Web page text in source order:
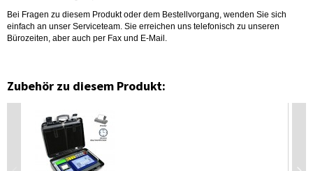
Bei Fragen zu diesem Produkt oder dem Bestellvorgang, wenden Sie sich
einfach an unser Serviceteam. Sie erreichen uns telefonisch zu unseren
Bürozeiten, aber auch per Fax und E-Mail.
Zubehör zu diesem Produkt: